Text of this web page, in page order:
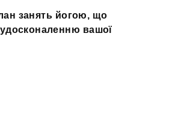
занять йогою, що
вашої